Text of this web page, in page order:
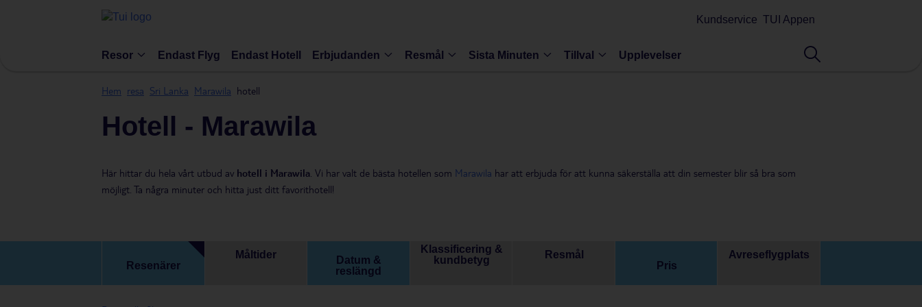
Kundservice TUI Appen
Resor Endast Flyg Endast Hotell Erbjudanden Resmål Sista Minuten Tillval Upplevelser
Hem resa Sri Lanka Marawila hotell
Hotell - Marawila
Här hittar du hela vårt utbud av hotell i Marawila . Vi har valt de bästa hotellen som Marawila har att erbjuda för att kunna säkerställa att din semester blir så bra som
möjligt. Ta några minuter och hitta just ditt favorithotell!
Resenärer
Måltider
Datum &
reslängd
Klassificering &
kundbetyg
Resmål
Pris
Avreseflygplats